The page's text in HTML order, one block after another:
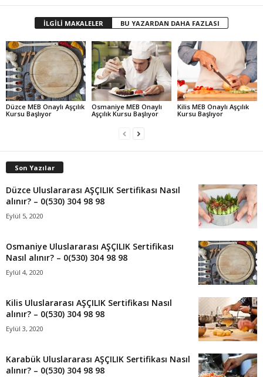
İLGİLİ MAKALELER BU YAZARDAN DAHA FAZLASI
Düzce MEB Onaylı Aşçılık
Kursu Başlıyor
Osmaniye MEB Onaylı
Aşçılık Kursu Başlıyor
Kilis MEB Onaylı Aşçılık
Kursu Başlıyor
Son Yazılar
Düzce Uluslararası AŞÇILIK Sertifikası Nasıl
alınır? – 0(530) 304 98 98
Eylül 5, 2020
Osmaniye Uluslararası AŞÇILIK Sertifikası
Nasıl alınır? – 0(530) 304 98 98
Eylül 4, 2020
Kilis Uluslararası AŞÇILIK Sertifikası Nasıl
alınır? – 0(530) 304 98 98
Eylül 3, 2020
Karabük Uluslararası AŞÇILIK Sertifikası Nasıl
alınır? – 0(530) 304 98 98